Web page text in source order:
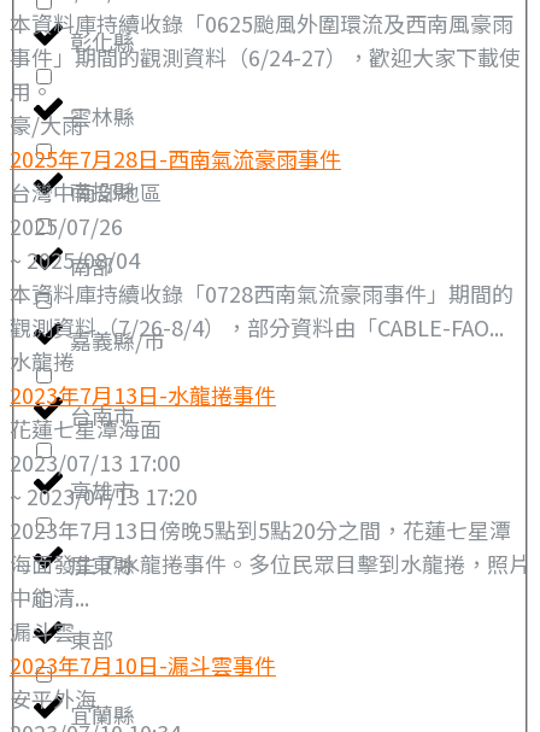
彰化縣
雲林縣
南投縣
南部
嘉義縣/市
台南市
高雄市
屏東縣
東部
宜蘭縣
本資料庫持續收錄「0625颱風外圍環流及西南風豪雨
事件」期間的觀測資料（6/24-27），歡迎大家下載使
用。
豪/大雨
2025年7月28日-西南氣流豪雨事件
台灣中南部地區
2025/07/26
~ 2025/08/04
本資料庫持續收錄「0728西南氣流豪雨事件」期間的
觀測資料（7/26-8/4），部分資料由「CABLE-FAO...
水龍捲
2023年7月13日-水龍捲事件
花蓮七星潭海面
2023/07/13 17:00
~ 2023/07/13 17:20
2023年7月13日傍晚5點到5點20分之間，花蓮七星潭
海面發生了水龍捲事件。多位民眾目擊到水龍捲，照片
中能清...
漏斗雲
2023年7月10日-漏斗雲事件
安平外海